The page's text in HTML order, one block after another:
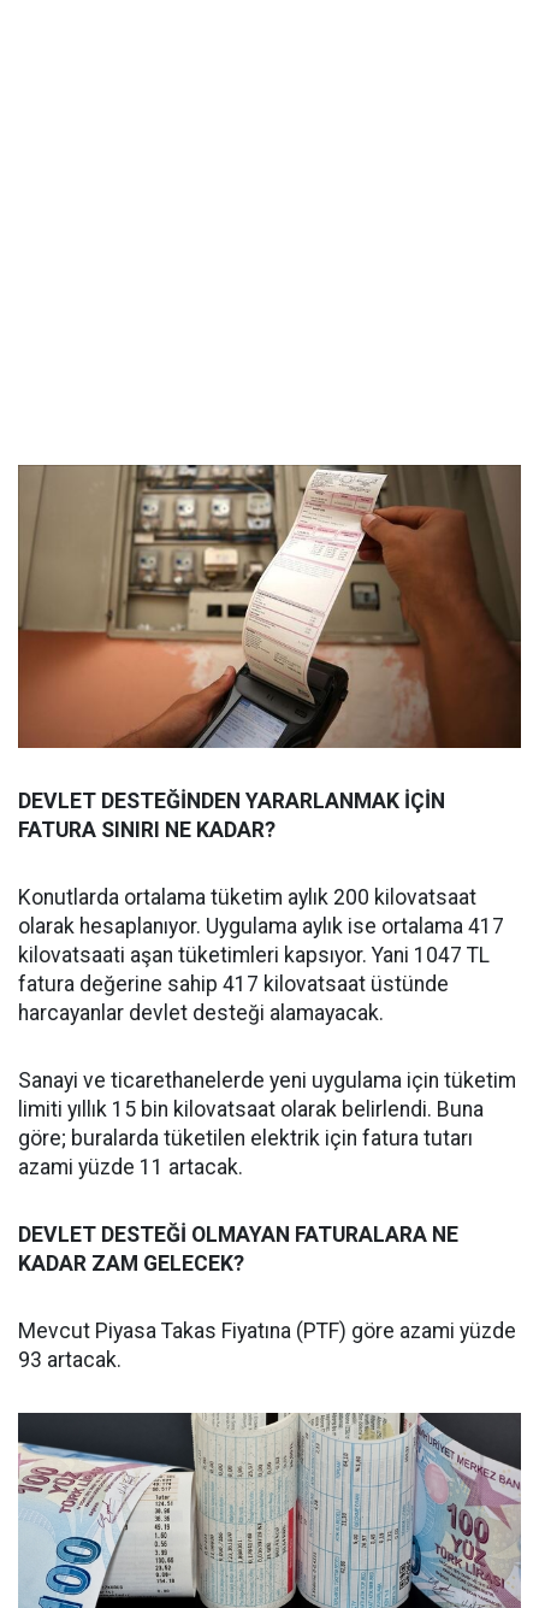
DEVLET DESTEĞİNDEN YARARLANMAK İÇİN
FATURA SINIRI NE KADAR?
Konutlarda ortalama tüketim aylık 200 kilovatsaat
olarak hesaplanıyor. Uygulama aylık ise ortalama 417
kilovatsaati aşan tüketimleri kapsıyor. Yani 1047 TL
fatura değerine sahip 417 kilovatsaat üstünde
harcayanlar devlet desteği alamayacak.
Sanayi ve ticarethanelerde yeni uygulama için tüketim
limiti yıllık 15 bin kilovatsaat olarak belirlendi. Buna
göre; buralarda tüketilen elektrik için fatura tutarı
azami yüzde 11 artacak.
DEVLET DESTEĞİ OLMAYAN FATURALARA NE
KADAR ZAM GELECEK?
Mevcut Piyasa Takas Fiyatına (PTF) göre azami yüzde
93 artacak.